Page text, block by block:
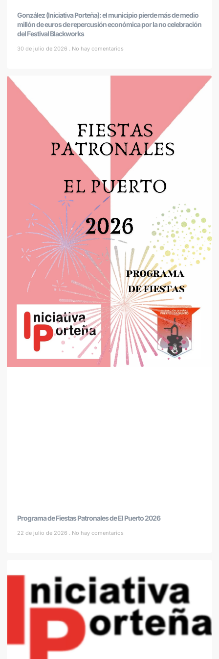
González (Iniciativa Porteña): el municipio pierde más de medio
millón de euros de repercusión económica por la no celebración
del Festival Blackworks
30 de julio de 2026 No hay comentarios
Programa de Fiestas Patronales de El Puerto 2026
22 de julio de 2026 No hay comentarios